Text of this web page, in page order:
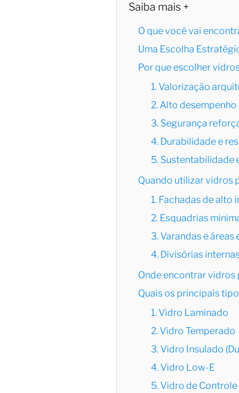
Saiba mais +
O que você vai
Uma Escolha
Por que escolher
1. Valorização
2. Alto
3. Segurança
4. Durabilidade e
5. Sustentabilidade
Quando utilizar vidros
1. Fachadas de alto
2. Esquadrias
3. Varandas e áreas
4. Divisórias
Onde encontrar vidros
Quais os principais
1. Vidro Laminado
2. Vidro Temperado
3. Vidro Insulado
4. Vidro Low-E
5. Vidro de